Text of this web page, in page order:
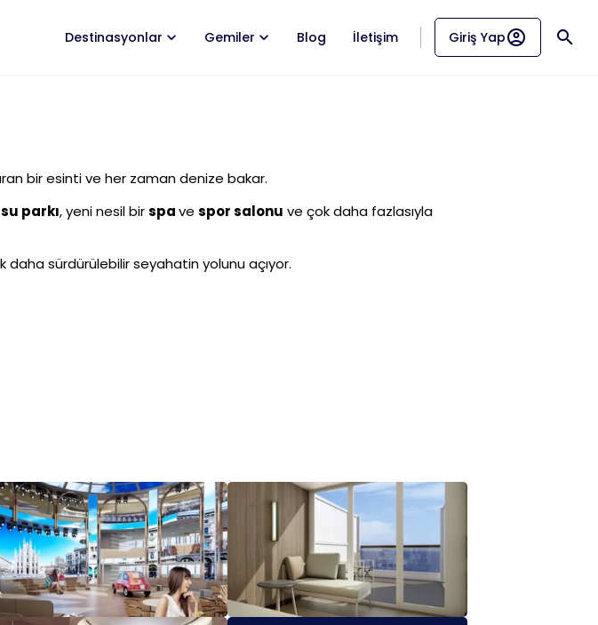
Destinasyonlar Gemiler Blog İletişim Giriş Yapaccount_circle search
bir esinti ve her zaman denize bakar.
su parkı, yeni nesil birspave spor salonu ve çok daha fazlasıyla
sürdürülebilir seyahatin yolunu açıyor.